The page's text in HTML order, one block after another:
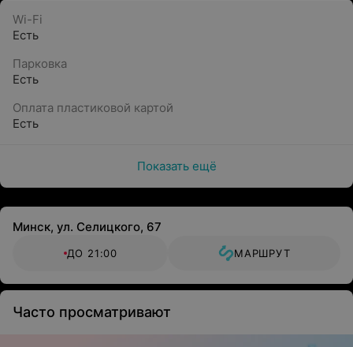
Wi-Fi
Есть
Парковка
Есть
Оплата пластиковой картой
Есть
Показать ещё
Минск, ул. Селицкого, 67
ДО 21:00 МАРШРУТ
Часто просматривают